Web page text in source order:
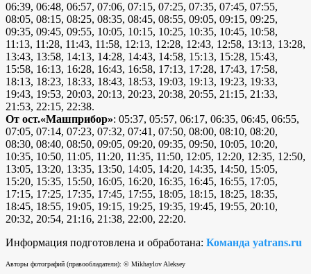
06:39, 06:48, 06:57, 07:06, 07:15, 07:25, 07:35, 07:45, 07:55,
08:05, 08:15, 08:25, 08:35, 08:45, 08:55, 09:05, 09:15, 09:25,
09:35, 09:45, 09:55, 10:05, 10:15, 10:25, 10:35, 10:45, 10:58,
11:13, 11:28, 11:43, 11:58, 12:13, 12:28, 12:43, 12:58, 13:13, 13:28,
13:43, 13:58, 14:13, 14:28, 14:43, 14:58, 15:13, 15:28, 15:43,
15:58, 16:13, 16:28, 16:43, 16:58, 17:13, 17:28, 17:43, 17:58,
18:13, 18:23, 18:33, 18:43, 18:53, 19:03, 19:13, 19:23, 19:33,
19:43, 19:53, 20:03, 20:13, 20:23, 20:38, 20:55, 21:15, 21:33,
21:53, 22:15, 22:38.
От ост.«Машприбор»: 05:37, 05:57, 06:17, 06:35, 06:45, 06:55,
07:05, 07:14, 07:23, 07:32, 07:41, 07:50, 08:00, 08:10, 08:20,
08:30, 08:40, 08:50, 09:05, 09:20, 09:35, 09:50, 10:05, 10:20,
10:35, 10:50, 11:05, 11:20, 11:35, 11:50, 12:05, 12:20, 12:35, 12:50,
13:05, 13:20, 13:35, 13:50, 14:05, 14:20, 14:35, 14:50, 15:05,
15:20, 15:35, 15:50, 16:05, 16:20, 16:35, 16:45, 16:55, 17:05,
17:15, 17:25, 17:35, 17:45, 17:55, 18:05, 18:15, 18:25, 18:35,
18:45, 18:55, 19:05, 19:15, 19:25, 19:35, 19:45, 19:55, 20:10,
20:32, 20:54, 21:16, 21:38, 22:00, 22:20.
Информация подготовлена и обработана: Команда yatrans.ru
Авторы фотографий (правообладатели): © Mikhaylov Aleksey